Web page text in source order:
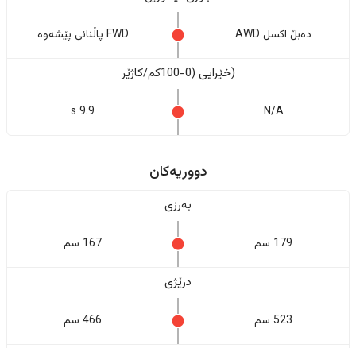
دەبڵ اکسل AWD FWD پاڵنانی پێشەوە
(خێرایی (0-100کم/کاژێر
N/A
9.9 s
دووریەکان
بەرزی
179 سم 167 سم
درێژی
523 سم 466 سم